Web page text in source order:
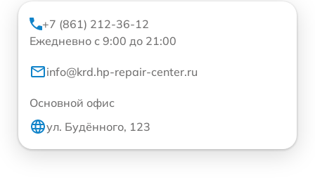
+7 (861) 212-36-12
Ежедневно с 9:00 до 21:00
info@krd.hp-repair-center.ru
Основной офис
ул. Будённого, 123